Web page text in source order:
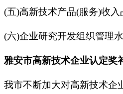
(五)高新技术产品(服务)收
(六)企业研究开发组织管理
雅安市高新技术企业认定奖
我市不断加大对高新技术企